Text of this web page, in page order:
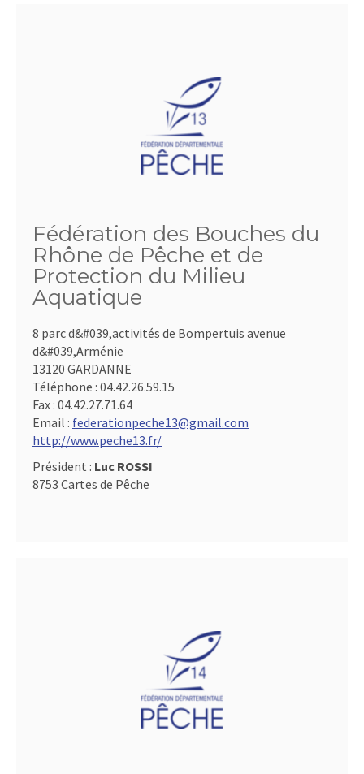
Fédération des Bouches du
Rhône de Pêche et de
Protection du Milieu
Aquatique
8 parc d&#039,activités de Bompertuis avenue
d&#039,Arménie
13120 GARDANNE
Téléphone : 04.42.26.59.15
Fax : 04.42.27.71.64
Email : federationpeche13@gmail.com
http://www.peche13.fr/
Président : Luc ROSSI
8753 Cartes de Pêche